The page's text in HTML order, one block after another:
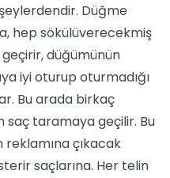
Düğme
hep sökülüverecekmiş
düğümünün
iyi oturup oturmadığı
Bu arada birkaç
saç taramaya geçilir. Bu
çıkacak
saçlarına. Her telin